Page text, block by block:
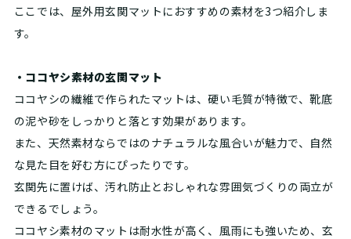
ここでは、屋外用玄関マットにおすすめの素材を3つ紹介しま
す。
・ココヤシ素材の玄関マット
ココヤシの繊維で作られたマットは、硬い毛質が特徴で、靴底
の泥や砂をしっかりと落とす効果があります。
また、天然素材ならではのナチュラルな風合いが魅力で、自然
な見た目を好む方にぴったりです。
玄関先に置けば、汚れ防止とおしゃれな雰囲気づくりの両立が
できるでしょう。
ココヤシ素材のマットは耐水性が高く、風雨にも強いため、玄